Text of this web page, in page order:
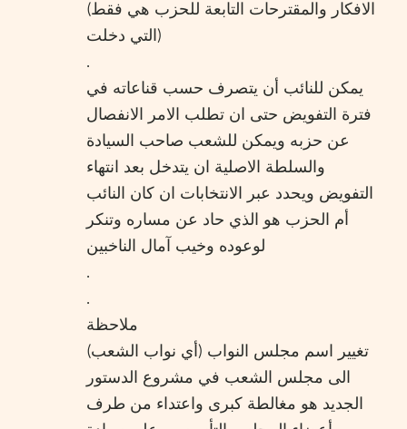
(الافكار والمقترحات التابعة للحزب هي فقط
التي دخلت)
.
يمكن للنائب أن يتصرف حسب قناعاته في
فترة التفويض حتى ان تطلب الامر الانفصال
عن حزبه ويمكن للشعب صاحب السيادة
والسلطة الاصلية ان يتدخل بعد انتهاء
التفويض ويحدد عبر الانتخابات ان كان النائب
أم الحزب هو الذي حاد عن مساره وتنكر
لوعوده وخيب آمال الناخبين
.
.
ملاحظة
تغيير اسم مجلس النواب (أي نواب الشعب)
الى مجلس الشعب في مشروع الدستور
الجديد هو مغالطة كبرى واعتداء من طرف